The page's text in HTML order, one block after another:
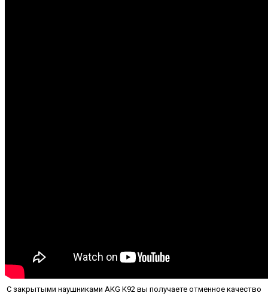
С закрытыми наушниками AKG K92 вы получаете отменное качество